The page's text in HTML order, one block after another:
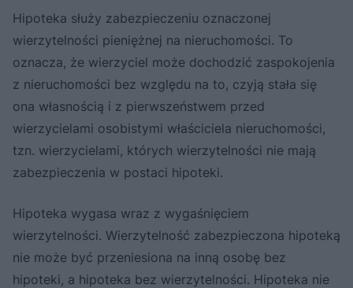
Hipoteka służy zabezpieczeniu oznaczonej
wierzytelności pieniężnej na nieruchomości. To
oznacza, że wierzyciel może dochodzić zaspokojenia
z nieruchomości bez względu na to, czyją stała się
ona własnością i z pierwszeństwem przed
wierzycielami osobistymi właściciela nieruchomości,
tzn. wierzycielami, których wierzytelności nie mają
zabezpieczenia w postaci hipoteki.
Hipoteka wygasa wraz z wygaśnięciem
wierzytelności. Wierzytelność zabezpieczona hipoteką
nie może być przeniesiona na inną osobę bez
hipoteki, a hipoteka bez wierzytelności. Hipoteka nie